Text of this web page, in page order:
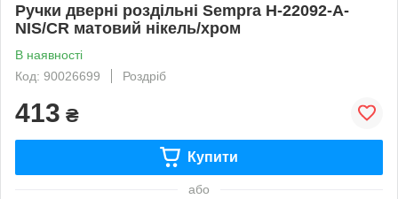
Ручки дверні роздільні Sempra H-22092-A-
NIS/CR матовий нікель/хром
В наявності
Код: 90026699
Роздріб
413 ₴
Купити
або